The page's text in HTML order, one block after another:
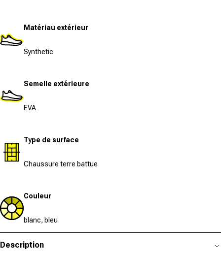
Matériau extérieur
Synthetic
Semelle extérieure
EVA
Type de surface
Chaussure terre battue
Couleur
blanc, bleu
Description